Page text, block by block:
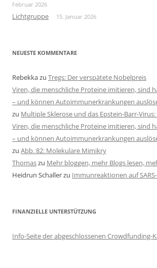
Februar 2026
Lichtgruppe 15. Januar 2026
NEUESTE KOMMENTARE
Rebekkazu Tregs: Der verspätete Nobelpreis
Viren, die menschliche Proteine imitieren, sind
– und können Autoimmunerkrankungen
zu Multiple Sklerose und das Epstein-Barr-
Viren, die menschliche Proteine imitieren, sind
– und können Autoimmunerkrankungen
zu Abb. 82: Molekulare Mimikry
Thomaszu Mehr bloggen, mehr Blogs lesen,
Heidrun Schallerzu Immunreaktionen auf
FINANZIELLE UNTERSTÜTZUNG
Info-Seite der abgeschlossenen Crowdfunding-